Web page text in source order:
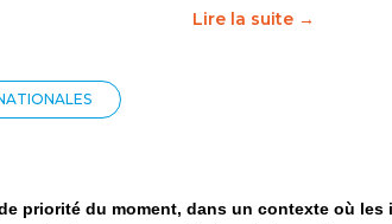
Lire la suite →
priorité du moment, dans un contexte où